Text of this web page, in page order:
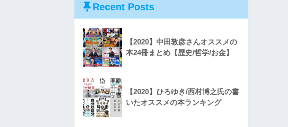
Recent Posts
【2020】中田敦彦さんオススメの
本24冊まとめ【歴史/哲学/お金】
【2020】ひろゆき/西村博之氏の書
いたオススメの本ランキング